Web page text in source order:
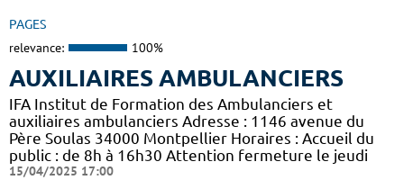
PAGES
relevance: 100%
AUXILIAIRES AMBULANCIERS
IFA Institut de Formation des Ambulanciers et
auxiliaires ambulanciers Adresse : 1146 avenue du
Père Soulas 34000 Montpellier Horaires : Accueil du
public : de 8h à 16h30 Attention fermeture le jeudi
15/04/2025 17:00